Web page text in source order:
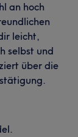
an hoch
leicht,
selbst und
über die